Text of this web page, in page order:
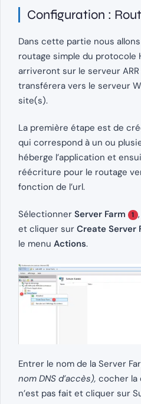
Configuration :
Dans cette partie nous
routage simple du protocole
arriveront sur le serveur
transférera vers le serveur
site(s).
La première étape est de
qui correspond à un ou
héberge l’application et
réécriture pour le routage
fonction de l’url.
Sélectionner Server Farm 1
et cliquer sur Create Server
le menu Actions.
Entrer le nom de la Server
nom DNS d’accès), cocher la
n’est pas fait et cliquer sur